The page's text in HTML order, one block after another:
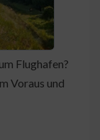
Flughafen?
Voraus und